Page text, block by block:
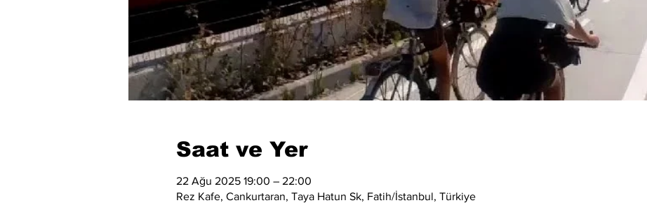
Saat ve Yer
22 Ağu 2025 19:00 – 22:00
Rez Kafe, Cankurtaran, Taya Hatun Sk, Fatih/İstanbul, Türkiye